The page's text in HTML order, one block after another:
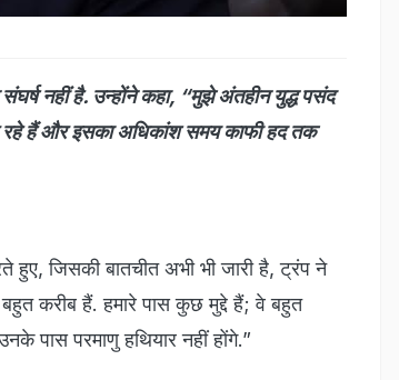
नहीं है. उन्होंने कहा, “मुझे अंतहीन युद्ध पसंद
रहे हैं और इसका अधिकांश समय काफी हद तक
हुए, जिसकी बातचीत अभी भी जारी है, ट्रंप ने
करीब हैं. हमारे पास कुछ मुद्दे हैं; वे बहुत
पास परमाणु हथियार नहीं होंगे.”